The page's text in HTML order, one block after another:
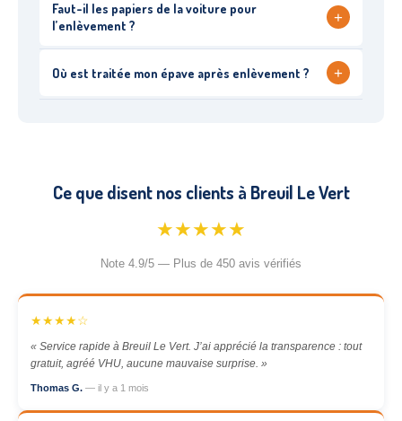
Faut-il les papiers de la voiture pour
l’enlèvement ?
+
Où est traitée mon épave après enlèvement ? +
Ce que disent nos clients à Breuil Le Vert
★★★★★
Note 4.9/5 — Plus de 450 avis vérifiés
★★★★☆
« Service rapide à Breuil Le Vert. J’ai apprécié la transparence : tout
gratuit, agréé VHU, aucune mauvaise surprise. »
Thomas G. — il y a 1 mois